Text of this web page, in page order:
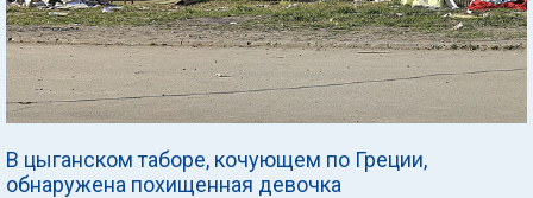
В цыганском таборе, кочующем по Греции,
обнаружена похищенная девочка